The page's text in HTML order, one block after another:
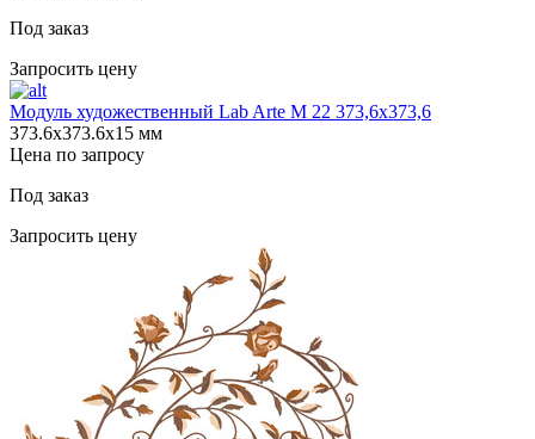
Под заказ
Запросить цену
Модуль художественный Lab Arte М 22 373,6х373,6
373.6х373.6х15 мм
Цена по запросу
Под заказ
Запросить цену